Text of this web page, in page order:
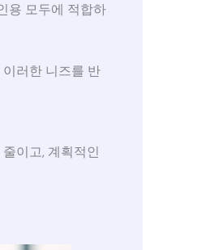
용 모두에 적합하
러한 니즈를 반
이고, 계획적인